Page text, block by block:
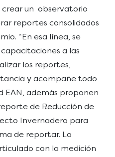
un observatorio
reportes consolidados
“En esa línea, se
a las
los reportes,
y acompañe todo
EAN, además proponen
de Reducción de
Invernadero para
de reportar. Lo
con la medición